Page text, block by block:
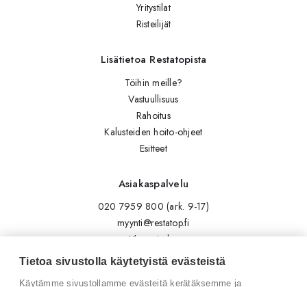
Yritystilat
Risteilijät
Lisätietoa Restatopista
Töihin meille?
Vastuullisuus
Rahoitus
Kalusteiden hoito-ohjeet
Esitteet
Asiakaspalvelu
020 7959 800 (ark. 9-17)
myynti@restatop.fi
Yhteystiedot
Lähetä viesti
Tietoa sivustolla käytetyistä evästeistä
Käytämme sivustollamme evästeitä kerätäksemme ja